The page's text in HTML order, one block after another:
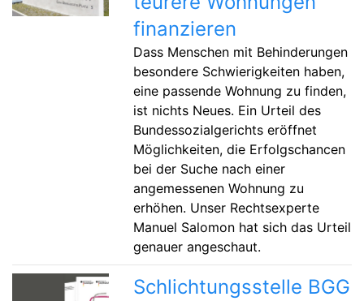
finanzieren
Dass Menschen mit Behinderungen
besondere Schwierigkeiten haben,
eine passende Wohnung zu finden,
ist nichts Neues. Ein Urteil des
Bundessozialgerichts eröffnet
Möglichkeiten, die Erfolgschancen
bei der Suche nach einer
angemessenen Wohnung zu
erhöhen. Unser Rechtsexperte
Manuel Salomon hat sich das Urteil
genauer angeschaut.
Schlichtungsstelle BGG